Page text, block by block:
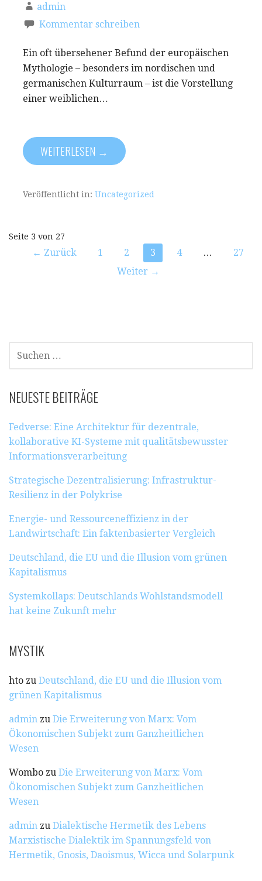
admin
Kommentar schreiben
Ein oft übersehener Befund der europäischen
Mythologie – besonders im nordischen und
germanischen Kulturraum – ist die Vorstellung
einer weiblichen…
WEITERLESEN →
Veröffentlicht in: Uncategorized
Beitrag
Seite 3 von 27
← Zurück 1 2 3 4 …
27
Weiter →
SUCHEN
NACH:
NEUESTE BEITRÄGE
Fedverse: Eine Architektur für dezentrale,
kollaborative KI-Systeme mit qualitätsbewusster
Informationsverarbeitung
Strategische Dezentralisierung: Infrastruktur-
Resilienz in der Polykrise
Energie- und Ressourceneffizienz in der
Landwirtschaft: Ein faktenbasierter Vergleich
Deutschland, die EU und die Illusion vom grünen
Kapitalismus
Systemkollaps: Deutschlands Wohlstandsmodell
hat keine Zukunft mehr
MYSTIK
hto zu Deutschland, die EU und die Illusion vom
grünen Kapitalismus
admin zu Die Erweiterung von Marx: Vom
Ökonomischen Subjekt zum Ganzheitlichen
Wesen
Wombo zu Die Erweiterung von Marx: Vom
Ökonomischen Subjekt zum Ganzheitlichen
Wesen
admin zu Dialektische Hermetik des Lebens
Marxistische Dialektik im Spannungsfeld von
Hermetik, Gnosis, Daoismus, Wicca und Solarpunk